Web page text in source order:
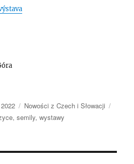
Kategorie
Nowości z Czech i Słowacji
,semily,wystawy